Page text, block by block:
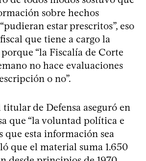
sobre hechos
estar prescritos”, eso
que tiene a cargo la
“la Fiscalía de Corte
no hace evaluaciones
o no”.
titular de Defensa aseguró en
que “la voluntad política e
que esta información sea
que el material suma 1.650